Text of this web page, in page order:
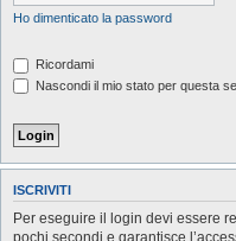
Ho dimenticato la password
Ricordami
Nascondi il mio stato per questa
ISCRIVITI
Per eseguire il login devi essere
pochi secondi e garantisce